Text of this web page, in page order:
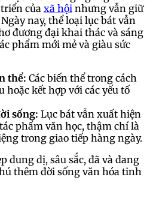
của xã hội nhưng vẫn giữ
nay, thể loại lục bát vẫn
đương đại khai thác và sáng
phẩm mới mẻ và giàu sức
thể: Các biến thể trong cách
hoặc kết hợp với các yếu tố
sống: Lục bát vẫn xuất hiện
phẩm văn học, thậm chí là
trong giao tiếp hàng ngày.
dung dị, sâu sắc, đã và đang
thêm đời sống văn hóa tinh